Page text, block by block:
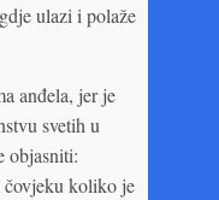
ulazi i polaže
anđela, jer je
svetih u
objasniti:
čovjeku koliko je